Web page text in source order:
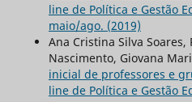
line de Política e Gestão
maio/ago. (2019)
Ana Cristina Silva
Nascimento, Giovana
inicial de professores e
line de Política e Gestão